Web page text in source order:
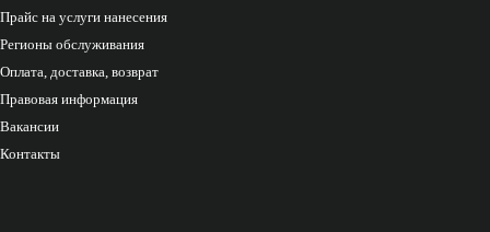
Прайс на услуги нанесения
Регионы обслуживания
Оплата, доставка, возврат
Правовая информация
Вакансии
Контакты